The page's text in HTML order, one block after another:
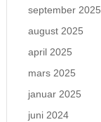
september 2025
august 2025
april 2025
mars 2025
januar 2025
juni 2024